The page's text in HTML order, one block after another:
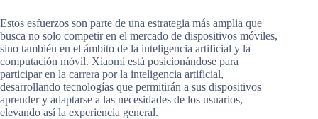
Estos esfuerzos son parte de una estrategia más amplia que
busca no solo competir en el mercado de dispositivos móviles,
sino también en el ámbito de la inteligencia artificial y la
computación móvil. Xiaomi está posicionándose para
participar en la carrera por la inteligencia artificial,
desarrollando tecnologías que permitirán a sus dispositivos
aprender y adaptarse a las necesidades de los usuarios,
elevando así la experiencia general.